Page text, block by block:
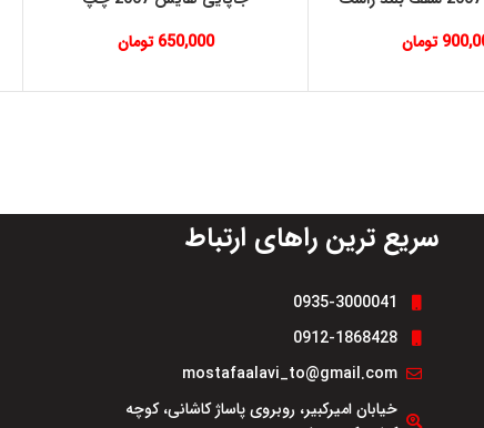
تومان
650,000 تومان
سریع ترین راهای ارتباط
0935-3000041
0912-1868428
mostafaalavi_to@gmail.com
خیابان امیرکبیر، روبروی پاساژ کاشانی، کوچه